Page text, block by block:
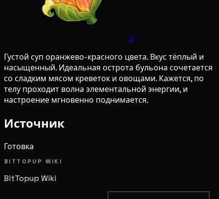
2
Густой суп оранжево-красного цвета. Вкус тёплый и
насыщенный. Идеальная острота бульона сочетается
со сладким мясом креветок и овощами. Кажется, по
телу проходит волна элементальной энергии, и
настроение мгновенно поднимается.
Источник
Готовка
BITTOPUP WIKI
BitTopup Wiki